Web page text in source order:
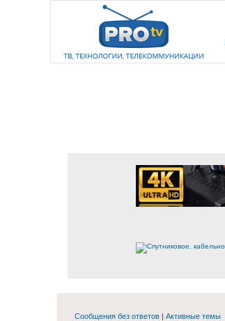
Сообщения без ответов | Активные темы